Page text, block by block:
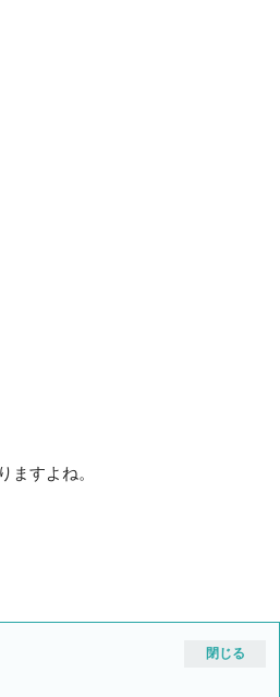
ますよね。
閉じる